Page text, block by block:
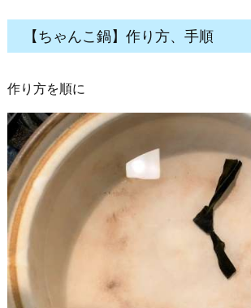
【ちゃんこ鍋】作り方、手順
作り方を順に